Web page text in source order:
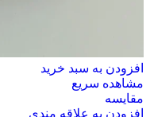
افزودن به سبد خرید
مشاهده سریع
مقایسه
افزودن به علاقه مندی